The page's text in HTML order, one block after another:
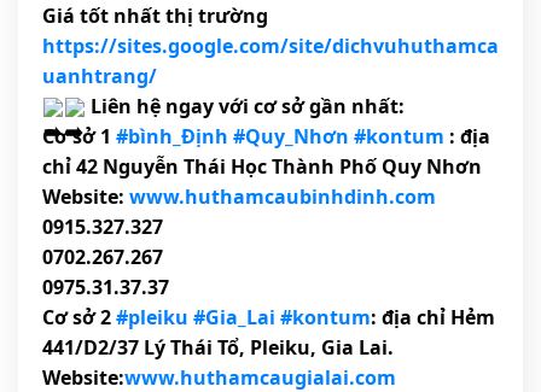
Giá tốt nhất thị trường
https://sites.google.com/site/dichvuhuthamca
uanhtrang/
Liên hệ ngay với cơ sở gần nhất:
Cơ sở 1 #bình_Định #Quy_Nhơn #kontum : địa
chỉ 42 Nguyễn Thái Học Thành Phố Quy Nhơn
Website: www.huthamcaubinhdinh.com
0915.327.327
0702.267.267
0975.31.37.37
Cơ sở 2#pleiku #Gia_Lai #kontum: địa chỉ Hẻm
441/D2/37 Lý Thái Tổ, Pleiku, Gia Lai.
Website:www.huthamcaugialai.com